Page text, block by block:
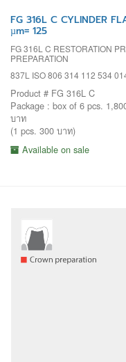
FG 316L C CYLINDER
µm= 125
FG 316L C RESTORATION
PREPARATION
837L ISO 806 314 112 534
Product # FG 316L C
Package : box of 6 pcs.
บาท
(1 pcs. 300 บาท)
Available on sale